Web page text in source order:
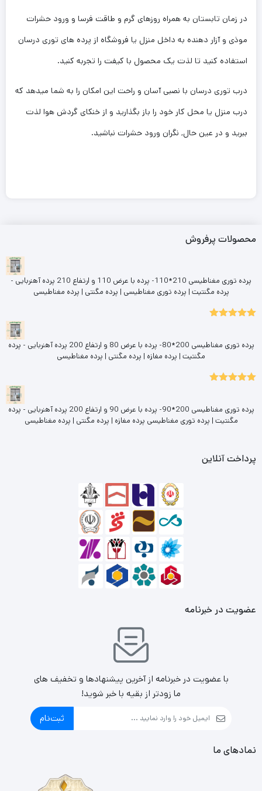
در زمان تابستان به همراه روزهای گرم و طاقت فرسا و ورود حشرات
موذی و آزار دهنده به داخل منزل یا فروشگاه از پرده های توری درسان
استفاده کنید تا لذت یک محصول با کیفت را تجربه کنید.
درب توری درسان با نصبی آسان و راحت این امکان را به شما میدهد که
درب منزل یا محل کار خود را باز بگذارید و از خنکای گردش هوا لذت
ببرید و در عین حال, نگران ورود حشرات نباشید.
محصولات پرفروش
پرده توری مغناطیسی 210*110- پرده با عرض 110 و ارتفاع 210 پرده آهنربایی -
پرده مگنتیت | پرده توری مغناطیسی | پرده مگنتی | پرده مغناطیسی
پرده توری مغناطیسی 200*80- پرده با عرض 80 و ارتفاع 200 پرده آهنربایی - پرده
مگنتیت | پرده مغازه | پرده مگنتی | پرده مغناطیسی
پرده توری مغناطیسی 200*90- پرده با عرض 90 و ارتفاع 200 پرده آهنربایی - پرده
مگنتیت | پرده توری مغناطیسی پرده مغازه | پرده مگنتی | پرده مغناطیسی
پرداخت آنلاین
عضویت در خبرنامه
با عضویت در خبرنامه از آخرین پیشنهادها و تخفیف های
ما زودتر از بقیه با خبر شوید!
ثبت‌نام
نمادهای ما